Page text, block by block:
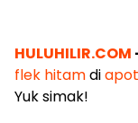
HULUHILIR.COM
flek hitamdi
Yuk simak!